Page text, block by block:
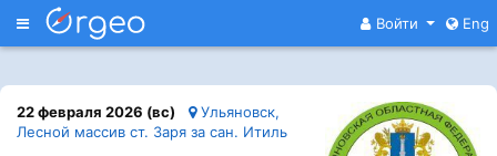
Меню Войти Eng
22 февраля 2026 (вс)
Ульяновск,
Лесной массив ст. Заря за сан. Итиль